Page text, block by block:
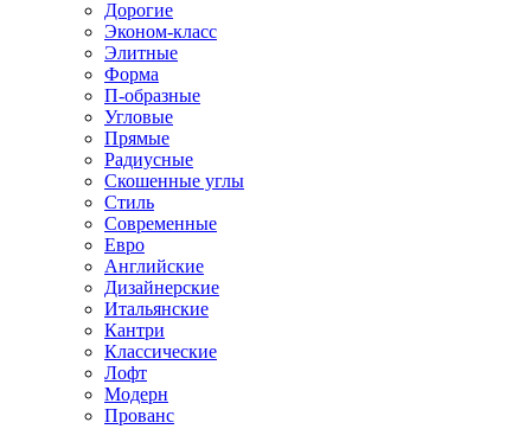
Дорогие
Эконом-класс
Элитные
Форма
П-образные
Угловые
Прямые
Радиусные
Скошенные углы
Стиль
Современные
Евро
Английские
Дизайнерские
Итальянские
Кантри
Классические
Лофт
Модерн
Прованс